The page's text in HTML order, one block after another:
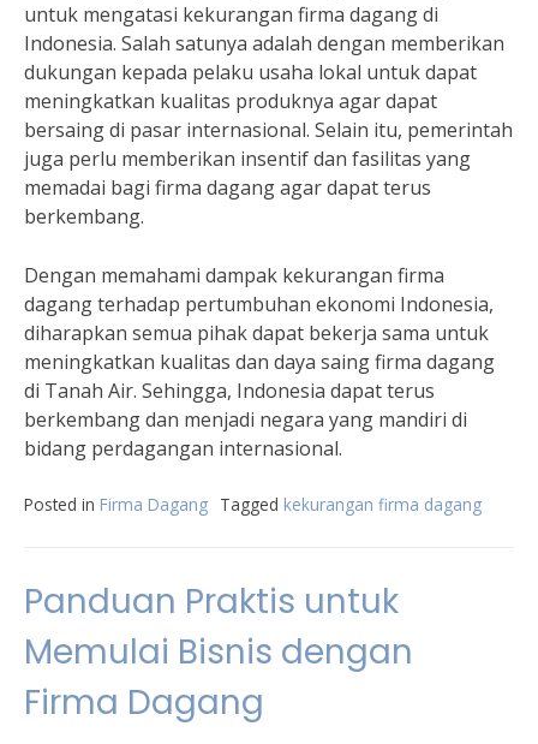
untuk mengatasi kekurangan firma dagang di
Indonesia. Salah satunya adalah dengan memberikan
dukungan kepada pelaku usaha lokal untuk dapat
meningkatkan kualitas produknya agar dapat
bersaing di pasar internasional. Selain itu, pemerintah
juga perlu memberikan insentif dan fasilitas yang
memadai bagi firma dagang agar dapat terus
berkembang.
Dengan memahami dampak kekurangan firma
dagang terhadap pertumbuhan ekonomi Indonesia,
diharapkan semua pihak dapat bekerja sama untuk
meningkatkan kualitas dan daya saing firma dagang
di Tanah Air. Sehingga, Indonesia dapat terus
berkembang dan menjadi negara yang mandiri di
bidang perdagangan internasional.
Posted in Firma Dagang Tagged kekurangan firma dagang
Panduan Praktis untuk
Memulai Bisnis dengan
Firma Dagang